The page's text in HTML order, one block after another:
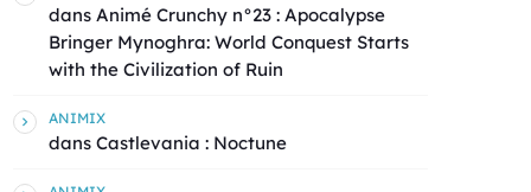
dans Animé Crunchy n°23 : Apocalypse
Bringer Mynoghra: World Conquest Starts
with the Civilization of Ruin
ANIMIX
dans Castlevania : Noctune